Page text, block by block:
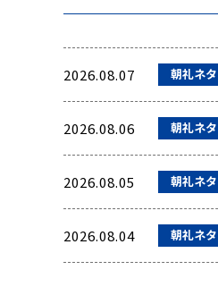
2026.08.07 朝礼ネタ
2026.08.06 朝礼ネタ
2026.08.05 朝礼ネタ
2026.08.04 朝礼ネタ